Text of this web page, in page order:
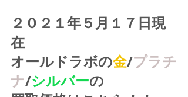
２０２１年５月１７日現
在
オールドラボの金/プラチ
ナ/シルバーの